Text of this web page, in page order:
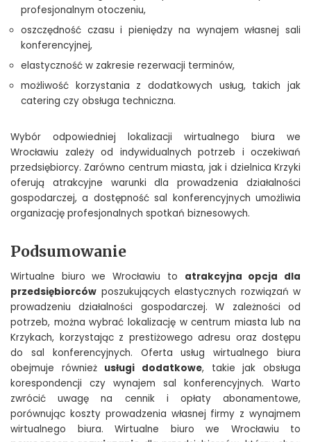
profesjonalnym otoczeniu,
oszczędność czasu i pieniędzy na wynajem własnej sali
konferencyjnej,
elastyczność w zakresie rezerwacji terminów,
możliwość korzystania z dodatkowych usług, takich jak
catering czy obsługa techniczna.
Wybór odpowiedniej lokalizacji wirtualnego biura we
Wrocławiu zależy od indywidualnych potrzeb i oczekiwań
przedsiębiorcy. Zarówno centrum miasta, jak i dzielnica Krzyki
oferują atrakcyjne warunki dla prowadzenia działalności
gospodarczej, a dostępność sal konferencyjnych umożliwia
organizację profesjonalnych spotkań biznesowych.
Podsumowanie
Wirtualne biuro we Wrocławiu to atrakcyjna opcja dla
przedsiębiorców poszukujących elastycznych rozwiązań w
prowadzeniu działalności gospodarczej. W zależności od
potrzeb, można wybrać lokalizację w centrum miasta lub na
Krzykach, korzystając z prestiżowego adresu oraz dostępu
do sal konferencyjnych. Oferta usług wirtualnego biura
obejmuje również usługi dodatkowe, takie jak obsługa
korespondencji czy wynajem sal konferencyjnych. Warto
zwrócić uwagę na cennik i opłaty abonamentowe,
porównując koszty prowadzenia własnej firmy z wynajmem
wirtualnego biura. Wirtualne biuro we Wrocławiu to